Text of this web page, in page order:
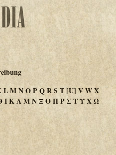
LMNOPQRS T [U] VWX
ΙΚΛΜΝΞΟΠΡΣΤΥΧΩ